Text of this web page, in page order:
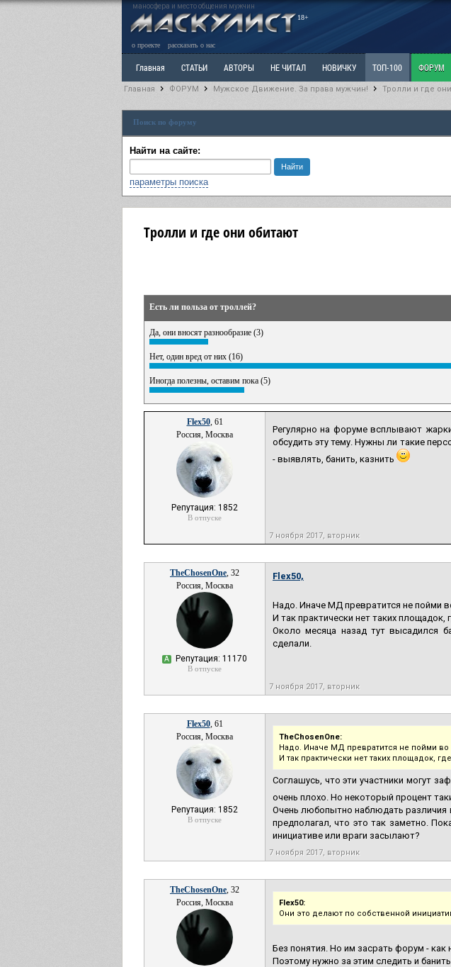
маносфера и место общения мужчин
18+
о проекте рассказать о нас
Главная СТАТЬИ АВТОРЫ НЕ ЧИТАЛ НОВИЧКУ ТОП-100 ФОРУМ
Ветка: Расстаюсь или Развожусь. САНЧАС Ветка: Наболевшее. Выскажись!
РАЗДЕЛ: Разное
Главная ФОРУМ Мужское Движение. За права мужчин! Тролли и где
Поиск по форуму
Найти на сайте:
параметры поиска
Тролли и где они обитают
Есть ли польза от троллей?
Да, они вносят разнообразие (3)
Нет, один вред от них (16)
Иногда полезны, оставим пока (5)
Flex50, 61
Россия, Москва
Репутация: 1852
В отпуске
Регулярно на форуме всплывают
обсудить эту тему. Нужны ли такие
- выявлять, банить, казнить
7 ноября 2017, вторник
TheChosenOne, 32
Россия, Москва
А Репутация: 11170
В отпуске
Flex50,
Надо. Иначе МД превратится не пойми
И так практически нет таких
Около месяца назад тут высадился
сделали.
7 ноября 2017, вторник
Flex50, 61
Россия, Москва
Репутация: 1852
В отпуске
TheChosenOne:
Надо. Иначе МД превратится не пойми во
И так практически нет таких площадок,
Соглашусь, что эти участники могут
очень плохо. Но некоторый процент
Очень любопытно наблюдать различия
предполагал, что это так заметно.
инициативе или враги засылают?
7 ноября 2017, вторник
TheChosenOne, 32
Россия, Москва
Flex50:
Они это делают по собственной
Без понятия. Но им засрать форум - как
Поэтому нужно за этим следить и